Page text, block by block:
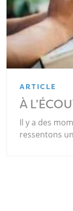
ARTICLE
À
Il y a des
ressentons